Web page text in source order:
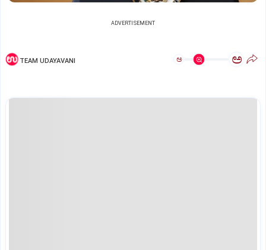
ADVERTISEMENT
TEAM UDAYAVANI ಅ ಅ